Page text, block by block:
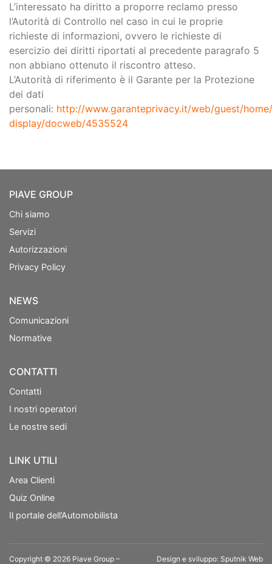
L’interessato ha diritto a proporre reclamo presso
l’Autorità di Controllo nel caso in cui le proprie
richieste di informazioni, ovvero le richieste di
esercizio dei diritti riportati al precedente paragrafo 5
non abbiano ottenuto il riscontro atteso.
L’Autorità di riferimento è il Garante per la Protezione
dei dati
personali: http://www.garanteprivacy.it/web/guest/
display/docweb/4535524
PIAVE GROUP
Chi siamo
Servizi
Autorizzazioni
Privacy Policy
NEWS
Comunicazioni
Normative
CONTATTI
Contatti
I nostri operatori
Le nostre sedi
LINK UTILI
Area Clienti
Quiz Online
Il portale dell’Automobilista
Copyright © 2026 Piave Group –
Design e sviluppo: Sputnik Web